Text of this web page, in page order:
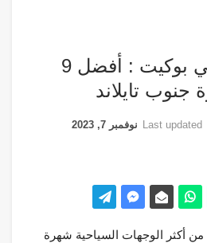
أماكن سياحية في بوكيت : أفضل 9
تايلاند
Last updated نوفمبر 7, 2023
من أكثر الوجهات السياحية شهرة